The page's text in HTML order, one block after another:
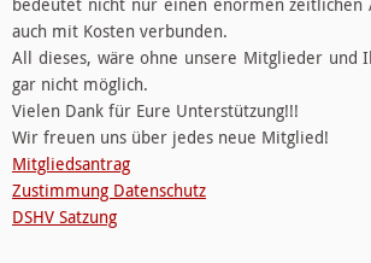
bedeutet nicht nur einen enormen zeitlichen
auch mit Kosten verbunden.
All dieses, wäre ohne unsere Mitglieder und
gar nicht möglich.
Vielen Dank für Eure Unterstützung!!!
Wir freuen uns über jedes neue Mitglied!
Mitgliedsantrag
Zustimmung Datenschutz
DSHV Satzung